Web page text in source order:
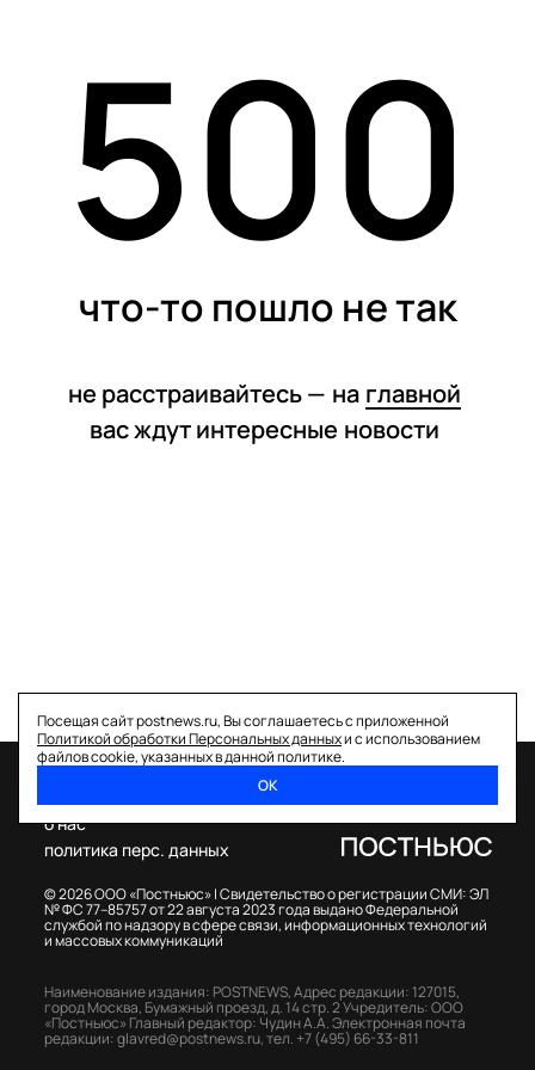
статьи
500
что-то пошло не так
не расстраивайтесь — на главной
вас ждут интересные новости
Посещая сайт postnews.ru, Вы соглашаетесь с приложенной
Политикой обработки Персональных данныхи с использованием
файлов cookie, указанных в данной политике.
ОК
© 2026 ООО «Постньюс» |Свидетельство о регистрации СМИ: ЭЛ
№ ФС 77–85757 от 22 августа 2023 года выдано Федеральной
службой по надзору в сфере связи, информационных технологий
и массовых коммуникаций
о нас
политика перс. данных
Наименование издания: POSTNEWS,Адрес редакции: 127015,
город Москва, Бумажный проезд, д. 14 стр. 2Учредитель: ООО
«Постньюс» Главный редактор: Чудин А.А.Электронная почта
редакции:glavred@postnews.ru,тел. +7 (495) 66-33-811